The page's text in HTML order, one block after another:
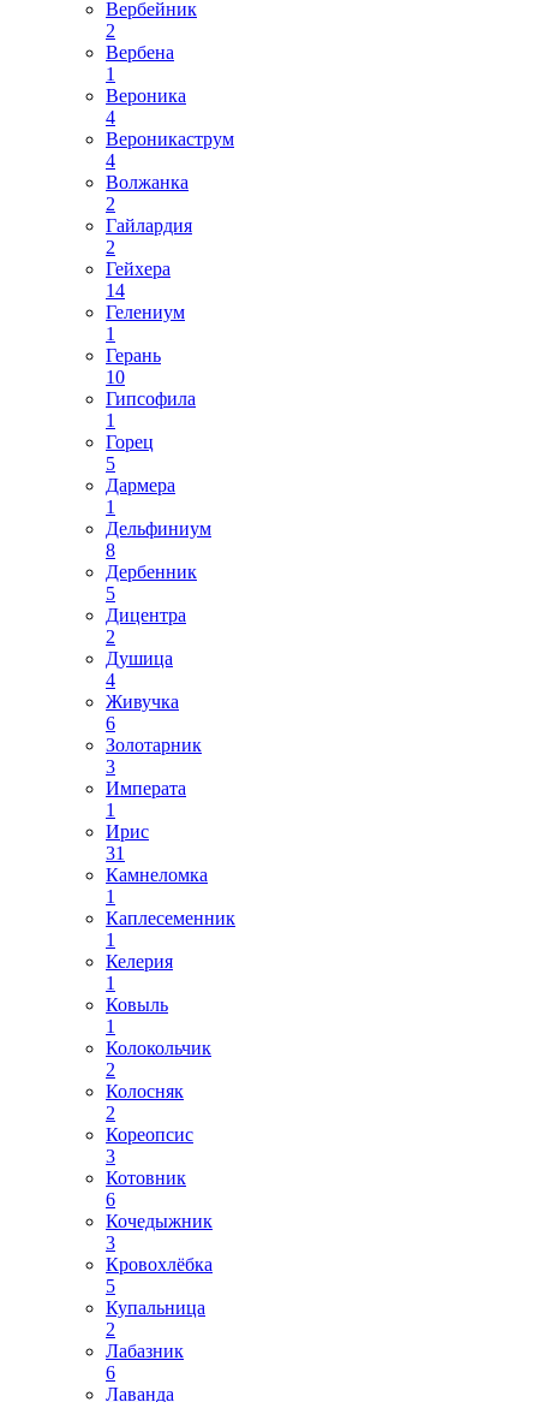
Вербейник
2
Вербена
1
Вероника
4
Вероникаструм
4
Волжанка
2
Гайлардия
2
Гейхера
14
Гелениум
1
Герань
10
Гипсофила
1
Горец
5
Дармера
1
Дельфиниум
8
Дербенник
5
Дицентра
2
Душица
4
Живучка
6
Золотарник
3
Императа
1
Ирис
31
Камнеломка
1
Каплесеменник
1
Келерия
1
Ковыль
1
Колокольчик
2
Колосняк
2
Кореопсис
3
Котовник
6
Кочедыжник
3
Кровохлёбка
5
Купальница
2
Лабазник
6
Лаванда